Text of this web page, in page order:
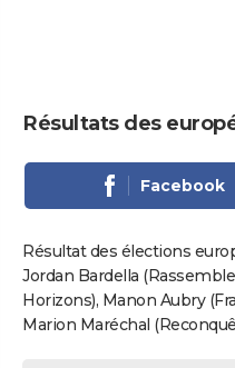
Résultats des
Facebook
Résultat des élections
Jordan Bardella
Horizons), Manon Aubry
Marion Maréchal